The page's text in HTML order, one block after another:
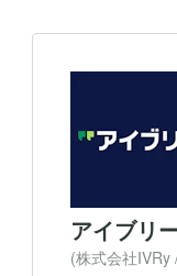
アイブリ
(株式会社IVRy